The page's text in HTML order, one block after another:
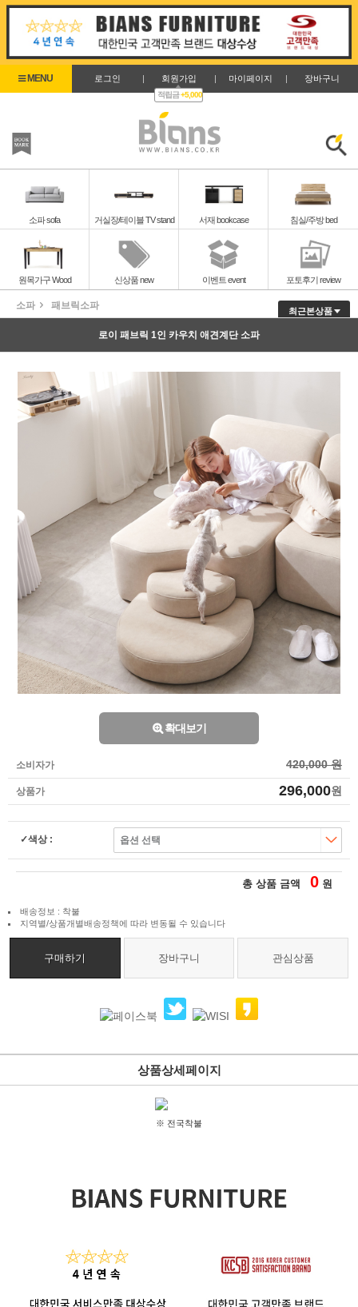
로그인 | 회원가입 |
적립금+5,000
마이페이지 | 장바구니
소파 sofa 거실장/테이블 TV stand 서재 bookcase 침실/주방 bed
원목가구 Wood 신상품 new 이벤트 event 포토후기 review
소파 패브릭소파 최근본상품
로이 패브릭 1인 카우치 애견계단 소파
확대보기
소비자가 420,000 원
상품가 296,000원
색상 :
총 상품 금액 0 원
배송정보 : 착불
지역별/상품개별배송정책에 따라 변동될 수 있습니다
구매하기 장바구니 관심상품
상품상세페이지
※ 전국착불